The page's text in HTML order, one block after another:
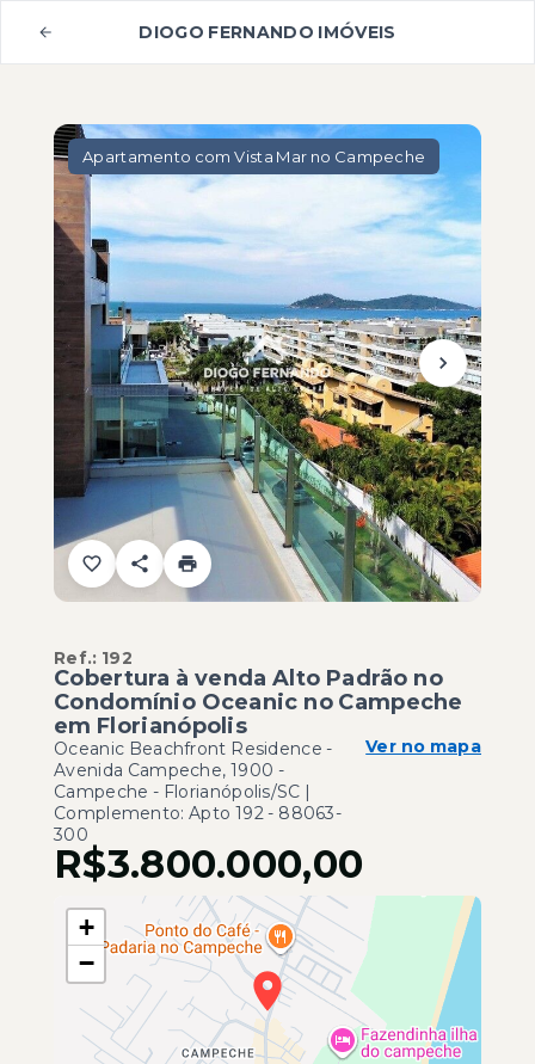
DIOGO FERNANDO IMÓVEIS
Apartamento com Vista Mar no Campeche
Ref.: 192
Cobertura à venda Alto Padrão no
Condomínio Oceanic no Campeche
em Florianópolis
Oceanic Beachfront Residence -
Avenida Campeche, 1900 -
Campeche - Florianópolis/SC |
Complemento: Apto 192- 88063-
300
Ver no mapa
R$3.800.000,00
+
−